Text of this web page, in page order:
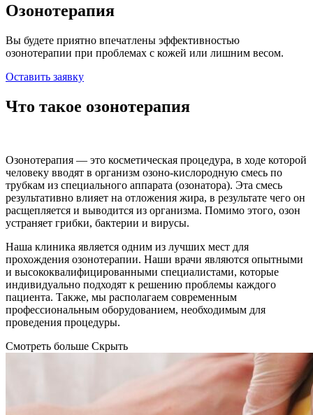
Озонотерапия
Вы будете приятно впечатлены эффективностью
озонотерапии при проблемах с кожей или лишним весом.
Оставить заявку
Что такое озонотерапия
Озонотерапия — это косметическая процедура, в ходе которой
человеку вводят в организм озоно-кислородную смесь по
трубкам из специального аппарата (озонатора). Эта смесь
результативно влияет на отложения жира, в результате чего он
расщепляется и выводится из организма. Помимо этого, озон
устраняет грибки, бактерии и вирусы.
Наша клиника является одним из лучших мест для
прохождения озонотерапии. Наши врачи являются опытными
и высококвалифицированными специалистами, которые
индивидуально подходят к решению проблемы каждого
пациента. Также, мы располагаем современным
профессиональным оборудованием, необходимым для
проведения процедуры.
Смотреть больше Скрыть